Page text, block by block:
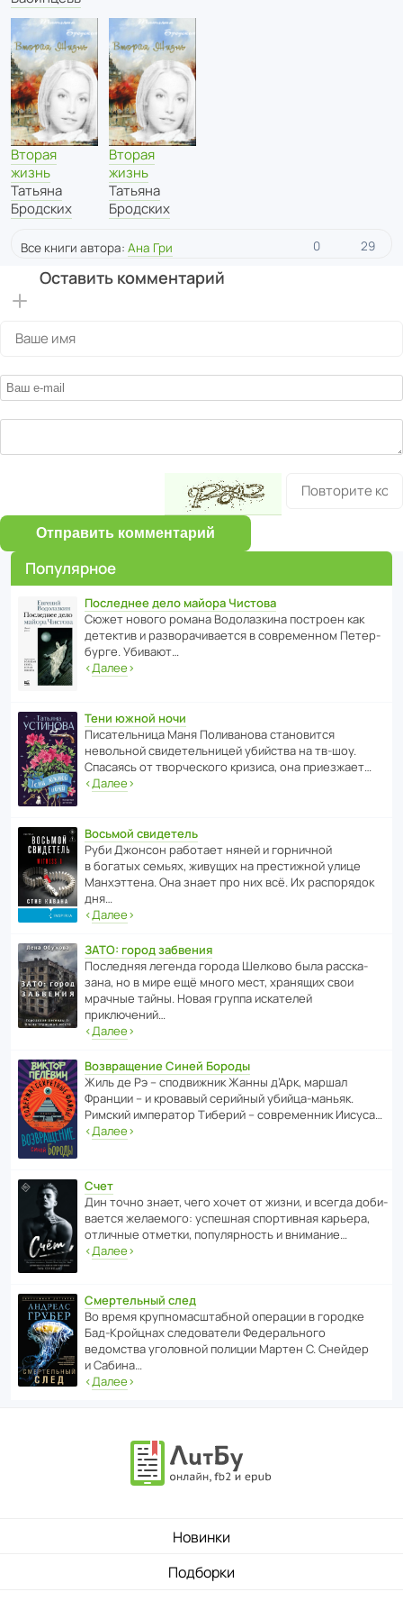
Вторая
жизнь
Татьяна
Бродских
Вторая
жизнь
Татьяна
Бродских
Все книги автора: Ана Гри 0 29
Оставить комментарий
Отправить комментарий
Популярное
Последнее дело майора Чистова
Сюжет нового романа Водо­ла­з­кина пост­роен как
дете­ктив и разво­ра­чи­ва­ется в совре­менном Пете­р­
бурге. Убивают…
‹Далее›
Тени южной ночи
Писа­тель­ница Маня Поли­ва­нова стано­вится
невольной свиде­тель­ницей убийства на тв-шоу.
Спасаясь от твор­че­с­кого кризиса, она приезжает…
‹Далее›
Восьмой свидетель
Руби Джонсон рабо­тает няней и горни­чной
в богатых семьях, живущих на прес­ти­жной улице
Манх­эт­тена. Она знает про них всё. Их распо­рядок
дня…
‹Далее›
ЗАТО: город забвения
После­дняя легенда города Шелково была расска­
зана, но в мире ещё много мест, хранящих свои
мрачные тайны. Новая группа иска­телей
приключений…
‹Далее›
Возвращение Синей Бороды
Жиль де Рэ – спод­ви­жник Жанны д’Арк, маршал
Франции – и кровавый серийный убийца-маньяк.
Римский импе­ратор Тиберий – совре­менник Иисуса…
‹Далее›
Счет
Дин точно знает, чего хочет от жизни, и всегда доби­
ва­ется жела­е­мого: успе­шная спор­ти­вная карьера,
отли­чные отметки, попу­ля­р­ность и внимание…
‹Далее›
Смертельный след
Во время круп­но­мас­ш­та­бной операции в городке
Бад‑Крой­цнах следо­ва­тели Феде­раль­ного
ведомства уголо­вной полиции Мартен С. Снейдер
и Сабина…
‹Далее›
Новинки
Подборки